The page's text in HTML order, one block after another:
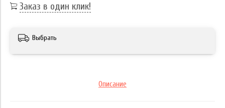
Заказ в один клик!
Выбрать
Описание